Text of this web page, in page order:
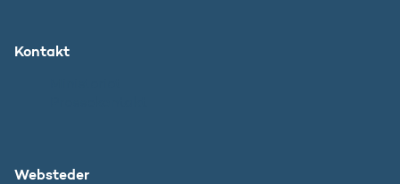
Kontakt
Websteder